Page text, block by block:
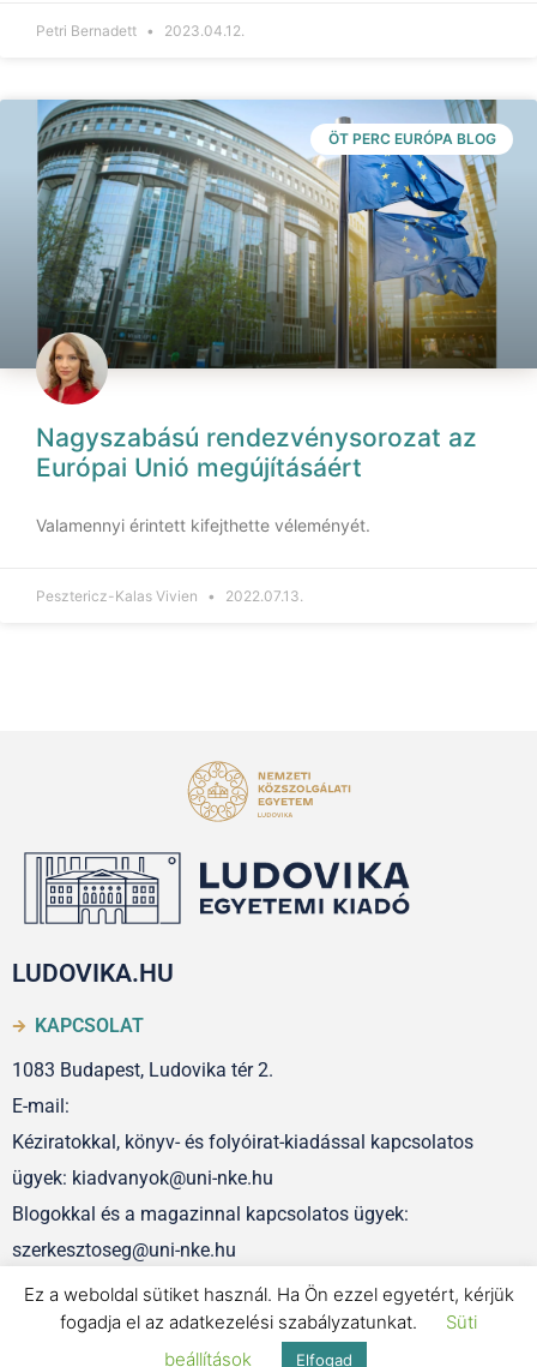
Petri Bernadett 2023.04.12.
ÖT PERC EURÓPA BLOG
Nagyszabású rendezvénysorozat az
Európai Unió megújításáért
Valamennyi érintett kifejthette véleményét.
Pesztericz-Kalas Vivien 2022.07.13.
LUDOVIKA.HU
KAPCSOLAT
1083 Budapest, Ludovika tér 2.
E-mail:
Kéziratokkal, könyv- és folyóirat-kiadással kapcsolatos
ügyek: kiadvanyok@uni-nke.hu
Blogokkal és a magazinnal kapcsolatos ügyek:
szerkesztoseg@uni-nke.hu
IMPRESSZUM
Ez a weboldal sütiket használ. Ha Ön ezzel egyetért, kérjük
fogadja el az adatkezelési szabályzatunkat.
Süti
beállítások
Elfogad